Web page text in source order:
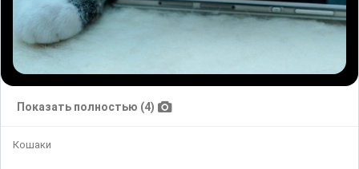
Показать полностью (4)
Кошаки